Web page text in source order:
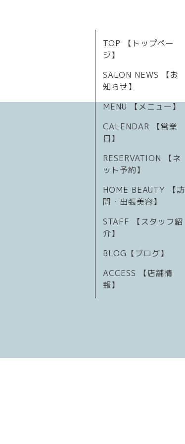
TOP 【トップペー
ジ】
SALON NEWS 【お
知らせ】
MENU 【メニュー】
CALENDAR 【営業
日】
RESERVATION 【ネ
ット予約】
HOME BEAUTY 【訪
問・出張美容】
STAFF 【スタッフ紹
介】
BLOG【ブログ】
ACCESS 【店舗情
報】